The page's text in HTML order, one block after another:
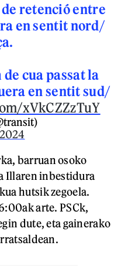
de retenció entre
en sentit nord/
cua passat la
en sentit sud/
xVkCZZzTuY
barruan osoko
Illaren inbestidura
hutsik zegoela.
arte. PSCk,
dute, eta gainerako